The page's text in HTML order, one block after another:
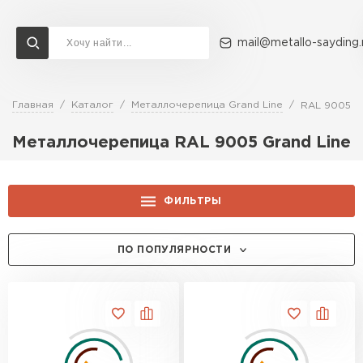
mail@metallo-
Главная Каталог Металлочерепица Grand Line RAL 9005
Металлочерепица RAL 9005 Grand Line
ФИЛЬТРЫ
0.45
ПРОИЗВОДИТЕЛЬ:
ПО ПОПУЛЯРНОСТИ
Доставка и оплата Акции О компании
ВСЕ ПРОИЗВОДИТЕЛИ